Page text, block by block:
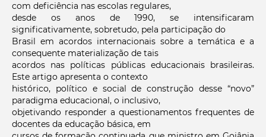
com deficiência nas escolas regulares,
desde os anos de 1990, se intensificaram
significativamente, sobretudo, pela participação do
Brasil em acordos internacionais sobre a temática e a
consequente materialização de tais
acordos nas políticas públicas educacionais brasileiras.
Este artigo apresenta o contexto
histórico, político e social de construção desse “novo”
paradigma educacional, o inclusivo,
objetivando responder a questionamentos frequentes de
docentes da educação básica, em